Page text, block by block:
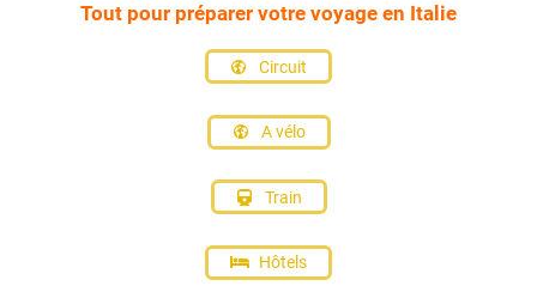
Tout pour préparer votre voyage en Italie
Circuit
A vélo
Train
Hôtels